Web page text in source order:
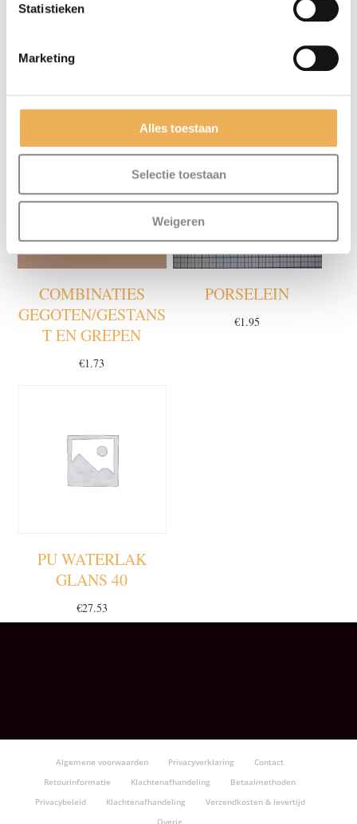
Statistieken
Marketing
Alles toestaan
Selectie toestaan
Weigeren
COMBINATIES
GEGOTEN/GESTANS
T EN GREPEN
€1.73
PORSELEIN
€1.95
PU WATERLAK
GLANS 40
€27.53
Algemene voorwaarden Privacyverklaring
Contact
Retourinformatie
Klachtenafhandeling
Betaalmethoden
Privacybeleid
Klachtenafhandeling
Verzendkosten & levertijd
Overig